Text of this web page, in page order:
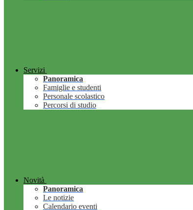
Servizi
Panoramica
Famiglie e studenti
Personale scolastico
Percorsi di studio
Novità
Panoramica
Le notizie
Calendario eventi